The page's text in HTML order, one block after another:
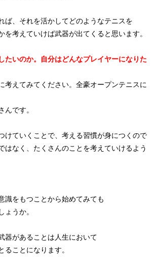
ば、それを活かしてどのようなテニスを
を考えていけば武器が出てくると思います。
たいのか。自分はどんなプレイヤーになりた
考えてみてください。全豪オープンテニスに
んです。
けていくことで、考える習慣が身につくので
はなく、たくさんのことを考えていけるよう
識をもつことから始めてみても
ょうか。
器があることは人生において
ることになります。